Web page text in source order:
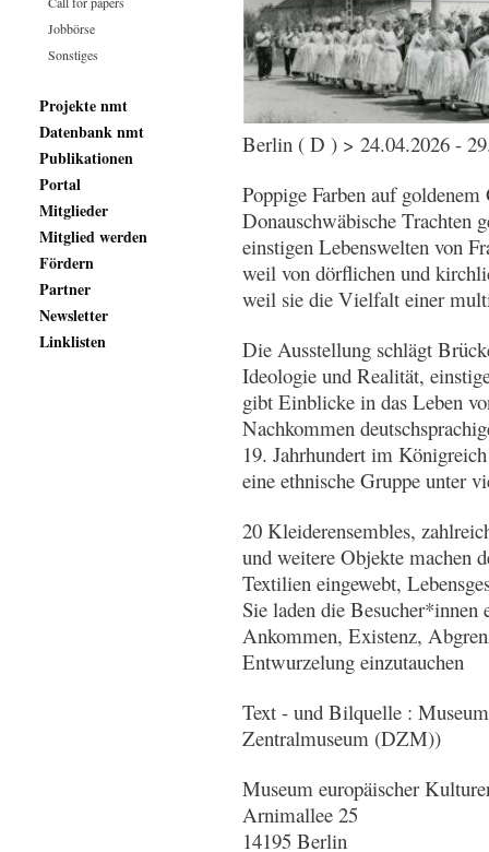
Berlin ( D ) > 24.04.2026 -
Poppige Farben auf
Donauschwäbische Trachten
einstigen Lebenswelten von
weil von dörflichen und
weil sie die Vielfalt einer
Die Ausstellung schlägt
Ideologie und Realität,
gibt Einblicke in das Leben
Nachkommen
19. Jahrhundert im
eine ethnische Gruppe unter
20 Kleiderensembles,
und weitere Objekte machen
Textilien eingewebt,
Sie laden die Besucher*innen
Ankommen, Existenz,
Entwurzelung einzutauchen
Text - und Bilquelle :
Zentralmuseum (DZM))
Museum europäischer
Arnimallee 25
14195 Berlin
Jobbörse
Sonstiges
Projekte nmt
Datenbank nmt
Publikationen
Portal
Mitglieder
Mitglied werden
Fördern
Partner
Newsletter
Linklisten